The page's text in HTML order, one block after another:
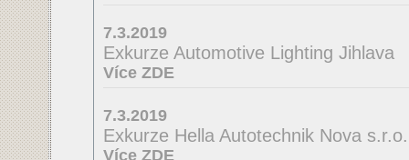
7.3.2019
Exkurze Automotive Lighting Jihlava
Více ZDE
7.3.2019
Exkurze Hella Autotechnik Nova
Více ZDE